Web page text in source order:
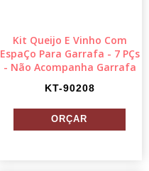
Kit Queijo E Vinho Com
EspaÇo Para Garrafa - 7 PÇs
- Não Acompanha Garrafa
KT-90208